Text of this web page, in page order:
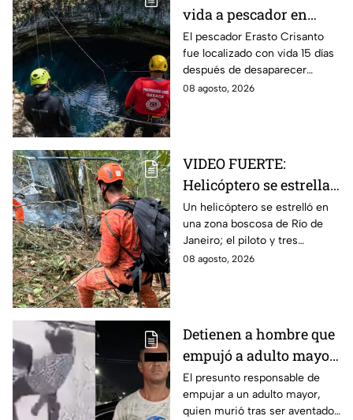
vida a pescador en
cenote a 100 metros de
profundidad;
sobrevivió 15 días
El pescador Erasto Crisanto
fue localizado con vida 15 días
después de desaparecer
mientras pescaba en un
08 agosto, 2026
VIDEO FUERTE:
Helicóptero se estrella
y deja cuatro muertos
en Río de Janeiro; así
se vieron las llamas
Un helicóptero se estrelló en
una zona boscosa de Río de
Janeiro; el piloto y tres
mujeres murieron tras el
08 agosto, 2026
Detienen a hombre que
empujó a adulto mayor
hacia un tráiler en
Monterrey
El presunto responsable de
empujar a un adulto mayor,
quien murió tras ser aventado